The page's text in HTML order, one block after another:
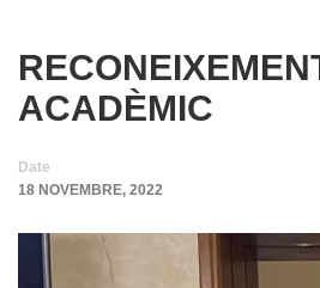
ACADÈMIC
Date
18 NOVEMBRE, 2022